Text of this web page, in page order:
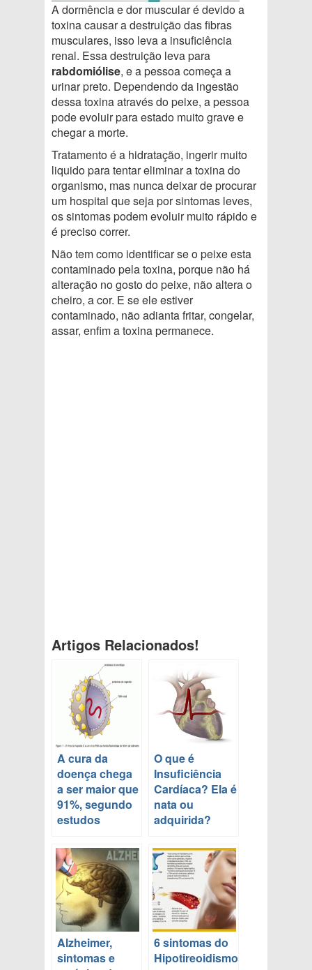
A dormência e dor muscular é devido a
toxina causar a destruição das fibras
musculares, isso leva a insuficiência
renal. Essa destruição leva para
rabdomiólise, e a pessoa começa a
urinar preto. Dependendo da ingestão
dessa toxina através do peixe, a pessoa
pode evoluir para estado muito grave e
chegar a morte.
Tratamento é a hidratação, ingerir muito
liquido para tentar eliminar a toxina do
organismo, mas nunca deixar de procurar
um hospital que seja por sintomas leves,
os sintomas podem evoluir muito rápido e
é preciso correr.
Não tem como identificar se o peixe esta
contaminado pela toxina, porque não há
alteração no gosto do peixe, não altera o
cheiro, a cor. E se ele estiver
contaminado, não adianta fritar, congelar,
assar, enfim a toxina permanece.
Artigos Relacionados!
A cura da
doença chega
a ser maior que
91%, segundo
estudos
O que é
Insuficiência
Cardíaca? Ela é
nata ou
adquirida?
Alzheimer,
sintomas e
6 sintomas do
Hipotireoidismo